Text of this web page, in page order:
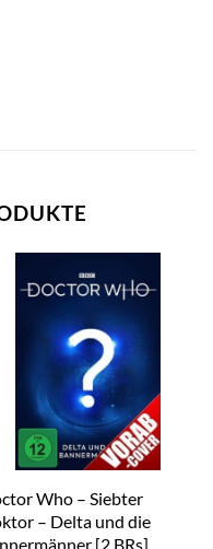
Who – Siebter
– Delta und die
[2 BRs]